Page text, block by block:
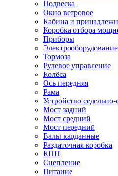
Подвеска
Окно ветровое
Кабина и
Коробка отбора
Приборы
Электрооборудование
Тормоза
Рулевое управление
Колёса
Ось передняя
Рама
Устройство
Мост задний
Мост средний
Мост передний
Валы карданные
Раздаточная коробка
КПП
Сцепление
Питание